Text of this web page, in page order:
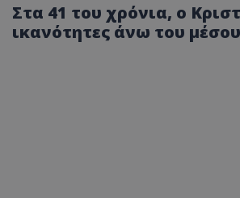
Στα 41 του χρόνια, ο
ικανότητες άνω του